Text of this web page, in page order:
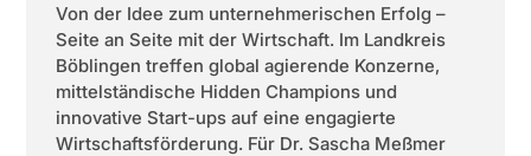
Von der Idee zum unternehmerischen Erfolg –
Seite an Seite mit der Wirtschaft. Im Landkreis
Böblingen treffen global agierende Konzerne,
mittelständische Hidden Champions und
innovative Start-ups auf eine engagierte
Wirtschaftsförderung. Für Dr. Sascha Meßmer